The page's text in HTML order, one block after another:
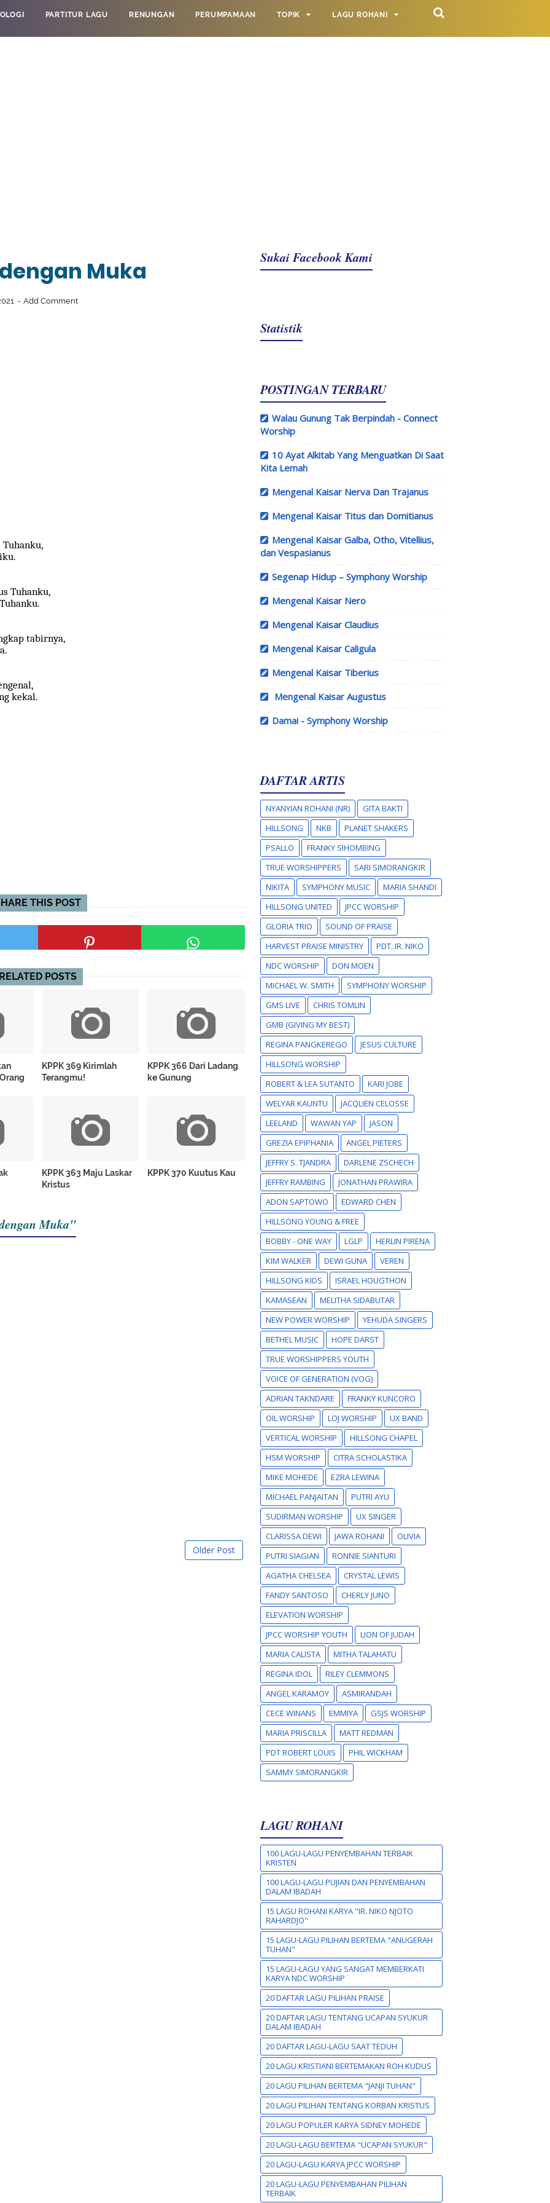
PARTITUR LAGU RENUNGAN PERUMPAMAAN TOPIK LAGU ROHANI
Muka
Add Comment
Tuhanku,
tabirnya,
kekal.
THIS POST
RELATED POSTS
KPPK 369 Kirimlah
Terangmu!
KPPK 366 Dari Ladang
ke Gunung
KPPK 363 Maju Laskar
Kristus
KPPK 370 Kuutus Kau
Muka"
Older Post
Sukai Facebook Kami
Statistik
POSTINGAN TERBARU
Walau Gunung Tak Berpindah - Connect
Worship
10 Ayat Alkitab Yang Menguatkan Di Saat
Kita Lemah
Mengenal Kaisar Nerva Dan Trajanus
Mengenal Kaisar Titus dan Domitianus
Mengenal Kaisar Galba, Otho, Vitellius,
dan Vespasianus
Segenap Hidup – Symphony Worship
Mengenal Kaisar Nero
Mengenal Kaisar Claudius
Mengenal Kaisar Caligula
Mengenal Kaisar Tiberius
Mengenal Kaisar Augustus
Damai - Symphony Worship
DAFTAR ARTIS
NYANYIAN ROHANI (NR)
GITA BAKTI
HILLSONG
NKB
PLANET SHAKERS
PSALLO
FRANKY SIHOMBING
TRUE WORSHIPPERS
SARI SIMORANGKIR
NIKITA
SYMPHONY MUSIC
MARIA SHANDI
HILLSONG UNITED
JPCC WORSHIP
GLORIA TRIO
SOUND OF PRAISE
HARVEST PRAISE MINISTRY
PDT. IR. NIKO
NDC WORSHIP
DON MOEN
MICHAEL W. SMITH
SYMPHONY WORSHIP
GMS LIVE
CHRIS TOMLIN
GMB (GIVING MY BEST)
REGINA PANGKEREGO
JESUS CULTURE
HILLSONG WORSHIP
ROBERT & LEA SUTANTO
KARI JOBE
WELYAR KAUNTU
JACQLIEN CELOSSE
LEELAND
WAWAN YAP
JASON
GREZIA EPIPHANIA
ANGEL PIETERS
JEFFRY S. TJANDRA
DARLENE ZSCHECH
JEFFRY RAMBING
JONATHAN PRAWIRA
ADON SAPTOWO
EDWARD CHEN
HILLSONG YOUNG & FREE
BOBBY - ONE WAY
LGLP
HERLIN PIRENA
KIM WALKER
DEWI GUNA
VEREN
HILLSONG KIDS
ISRAEL HOUGTHON
KAMASEAN
MELITHA SIDABUTAR
NEW POWER WORSHIP
YEHUDA SINGERS
BETHEL MUSIC
HOPE DARST
TRUE WORSHIPPERS YOUTH
VOICE OF GENERATION (VOG)
ADRIAN TAKNDARE
FRANKY KUNCORO
OIL WORSHIP
LOJ WORSHIP
UX BAND
VERTICAL WORSHIP
HILLSONG CHAPEL
HSM WORSHIP
CITRA SCHOLASTIKA
MIKE MOHEDE
EZRA LEWINA
MICHAEL PANJAITAN
PUTRI AYU
SUDIRMAN WORSHIP
UX SINGER
CLARISSA DEWI
JAWA ROHANI
OLIVIA
PUTRI SIAGIAN
RONNIE SIANTURI
AGATHA CHELSEA
CRYSTAL LEWIS
FANDY SANTOSO
CHERLY JUNO
ELEVATION WORSHIP
JPCC WORSHIP YOUTH
LION OF JUDAH
MARIA CALISTA
MITHA TALAHATU
REGINA IDOL
RILEY CLEMMONS
ANGEL KARAMOY
ASMIRANDAH
CECE WINANS
EMMIYA
GSJS WORSHIP
MARIA PRISCILLA
MATT REDMAN
PDT ROBERT LOUIS
PHIL WICKHAM
SAMMY SIMORANGKIR
LAGU ROHANI
100 LAGU-LAGU PENYEMBAHAN TERBAIK
KRISTEN
100 LAGU-LAGU PUJIAN DAN PENYEMBAHAN
DALAM IBADAH
15 LAGU ROHANI KARYA "IR. NIKO NJOTO
RAHARDJO"
15 LAGU-LAGU PILIHAN BERTEMA "ANUGERAH
TUHAN"
15 LAGU-LAGU YANG SANGAT MEMBERKATI
KARYA NDC WORSHIP
20 DAFTAR LAGU PILIHAN PRAISE
20 DAFTAR LAGU TENTANG UCAPAN SYUKUR
DALAM IBADAH
20 DAFTAR LAGU-LAGU SAAT TEDUH
20 LAGU KRISTIANI BERTEMAKAN ROH KUDUS
20 LAGU PILIHAN BERTEMA "JANJI TUHAN"
20 LAGU PILIHAN TENTANG KORBAN KRISTUS
20 LAGU POPULER KARYA SIDNEY MOHEDE
20 LAGU-LAGU BERTEMA "UCAPAN SYUKUR"
20 LAGU-LAGU KARYA JPCC WORSHIP
20 LAGU-LAGU PENYEMBAHAN PILIHAN
TERBAIK